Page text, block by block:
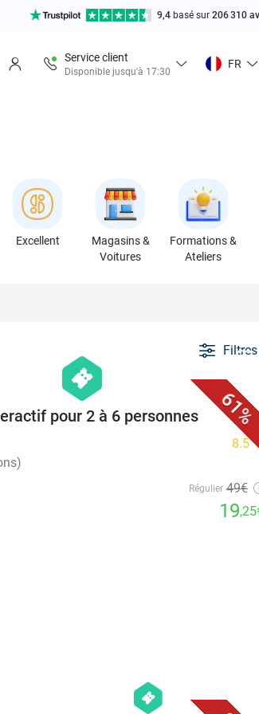
9,4 basé sur 206 310
Service client
Disponible jusqu'à 17:30
FR
Excellent
Magasins &
Voitures
Formations &
Ateliers
Filtres
61%
favorite_border
hexagon
events
pour 2 à 6 personnes
8.5star
Régulier 49€
19,25
hexagon
events